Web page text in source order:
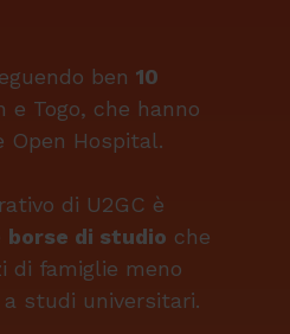
ben 10
e Togo, che hanno
Hospital.
di U2GC è
borse di studio che
di famiglie meno
studi universitari.